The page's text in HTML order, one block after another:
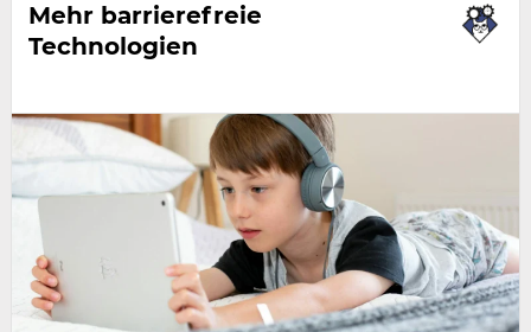
Mehr barrierefreie
Technologien